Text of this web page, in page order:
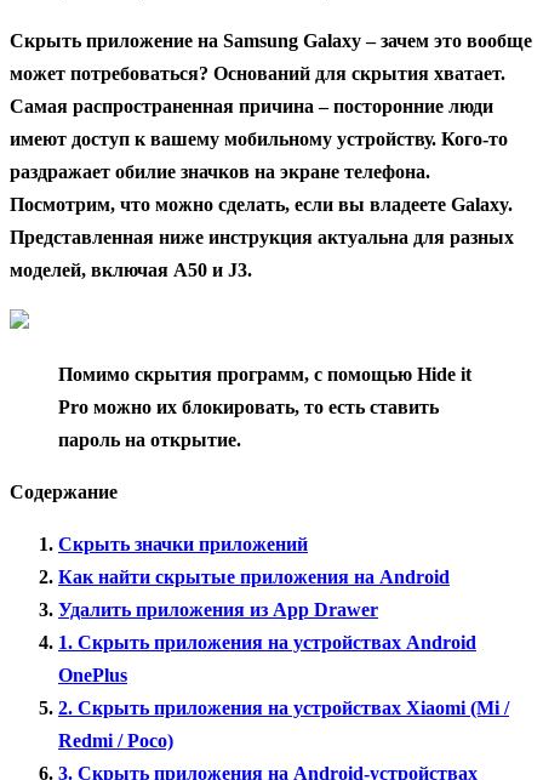
Скрыть приложение на Samsung Galaxy – зачем это вообще
может потребоваться? Оснований для скрытия хватает.
Самая распространенная причина – посторонние люди
имеют доступ к вашему мобильному устройству. Кого-то
раздражает обилие значков на экране телефона.
Посмотрим, что можно сделать, если вы владеете Galaxy.
Представленная ниже инструкция актуальна для разных
моделей, включая A50 и J3.
Помимо скрытия программ, с помощью Hide it
Pro можно их блокировать, то есть ставить
пароль на открытие.
Содержание
Скрыть значки приложений
Как найти скрытые приложения на Android
Удалить приложения из App Drawer
1. Скрыть приложения на устройствах Android
OnePlus
2. Скрыть приложения на устройствах Xiaomi (Mi /
Redmi / Poco)
3. Скрыть приложения на Android-устройствах